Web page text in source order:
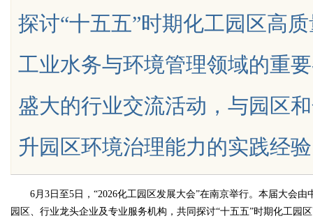
探讨“十五五”时期化工园区高
工业水务与环境管理领域的重
盛大的行业交流活动，与园区
升园区环境治理能力的实践经
6月3日至5日，“2026化工园区发展大会”在南京举行。本届大会由
园区、行业龙头企业及专业服务机构，共同探讨“十五五”时期化工园